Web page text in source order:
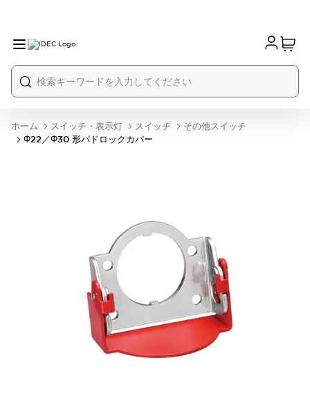
ホーム スイッチ・表示灯 スイッチ
その他スイッチ
Φ22／φ30 形パドロックカバー